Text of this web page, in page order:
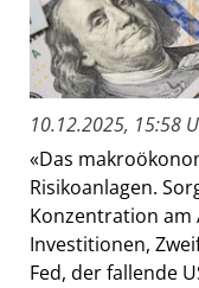
10.12.2025, 15:58
«Das
Risikoanlagen.
Konzentration am
Investitionen,
Fed, der fallende